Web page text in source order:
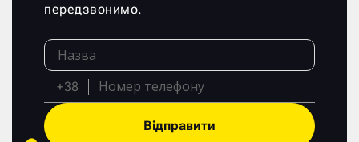
передзвонимо.
+38
Відправити